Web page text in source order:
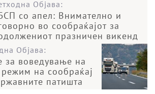
Објава:
со апел: Внимателно и
во сообраќајот за
празничен викенд
Објава:
за воведување на
на сообраќај
патишта